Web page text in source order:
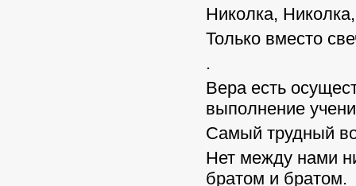
Николка,
Только вместо
.
Вера есть
выполнение
Самый трудный
Нет между нами
братом и братом.